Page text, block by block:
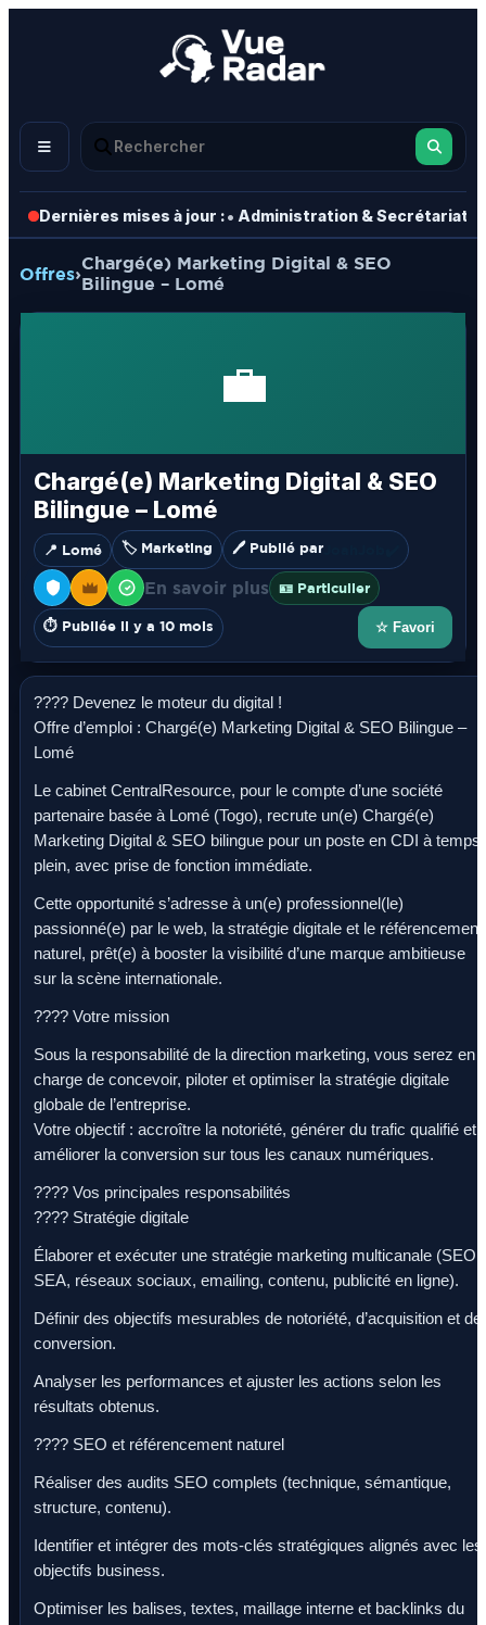
Dernières mises à jour :• Administration & Secrétariat
Offres›
Chargé(e) Marketing Digital & SEO
Bilingue – Lomé
💼
Chargé(e) Marketing Digital & SEO
Bilingue – Lomé
📍 Lomé 🏷️ Marketing 🖊️ Publié par
En savoir plus 🪪 Particulier
⏱️ Publiée il y a 10 mois ☆ Favori
???? Devenez le moteur du digital !
Offre d’emploi : Chargé(e) Marketing Digital & SEO Bilingue –
Lomé
Le cabinet CentralResource, pour le compte d’une société
partenaire basée à Lomé (Togo), recrute un(e) Chargé(e)
Marketing Digital & SEO bilingue pour un poste en CDI à temps
plein, avec prise de fonction immédiate.
Cette opportunité s’adresse à un(e) professionnel(le)
passionné(e) par le web, la stratégie digitale et le référencement
naturel, prêt(e) à booster la visibilité d’une marque ambitieuse
sur la scène internationale.
???? Votre mission
Sous la responsabilité de la direction marketing, vous serez en
charge de concevoir, piloter et optimiser la stratégie digitale
globale de l’entreprise.
Votre objectif : accroître la notoriété, générer du trafic qualifié et
améliorer la conversion sur tous les canaux numériques.
???? Vos principales responsabilités
???? Stratégie digitale
Élaborer et exécuter une stratégie marketing multicanale (SEO,
SEA, réseaux sociaux, emailing, contenu, publicité en ligne).
Définir des objectifs mesurables de notoriété, d’acquisition et de
conversion.
Analyser les performances et ajuster les actions selon les
résultats obtenus.
???? SEO et référencement naturel
Réaliser des audits SEO complets (technique, sémantique,
structure, contenu).
Identifier et intégrer des mots-clés stratégiques alignés avec les
objectifs business.
Optimiser les balises, textes, maillage interne et backlinks du